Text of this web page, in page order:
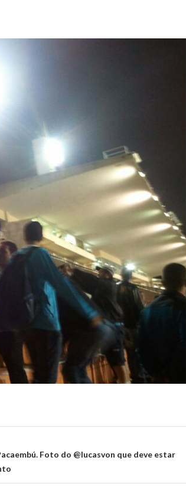
Foto do @lucasvon que deve estar